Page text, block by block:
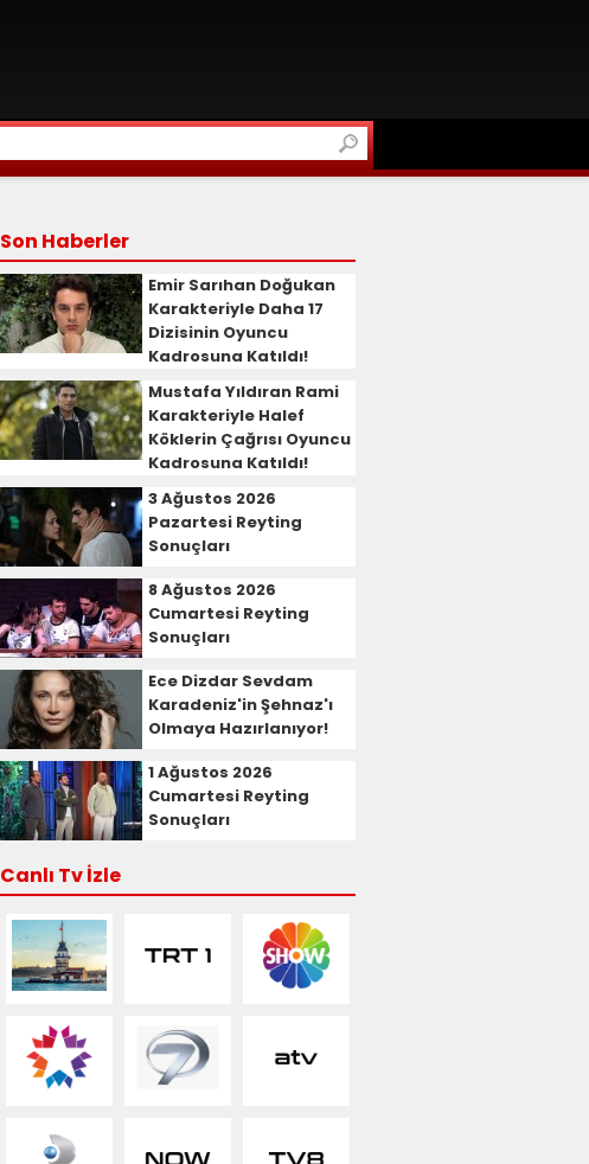
Son Haberler
Emir Sarıhan Doğukan
Karakteriyle Daha 17
Dizisinin Oyuncu
Kadrosuna Katıldı!
Mustafa Yıldıran Rami
Karakteriyle Halef
Köklerin Çağrısı Oyuncu
Kadrosuna Katıldı!
3 Ağustos 2026
Pazartesi Reyting
Sonuçları
8 Ağustos 2026
Cumartesi Reyting
Sonuçları
Ece Dizdar Sevdam
Karadeniz'in Şehnaz'ı
Olmaya Hazırlanıyor!
1 Ağustos 2026
Cumartesi Reyting
Sonuçları
Canlı Tv İzle